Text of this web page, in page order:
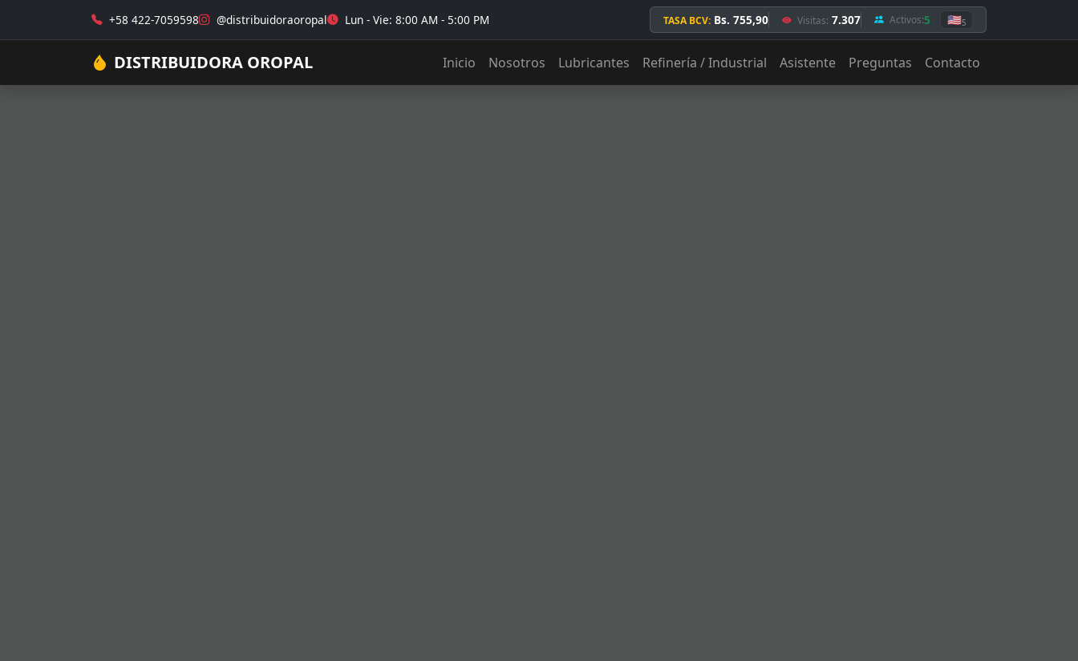
+58 422-7059598 @distribuidoraoropal Lun - Vie: 8:00 AM - 5:00 PM TASA BCV: Bs. 755,90 Visitas: 7.307 Activos:5 🇺🇸5
DISTRIBUIDORA OROPAL Inicio Nosotros Lubricantes Refinería / Industrial Asistente Preguntas Contacto